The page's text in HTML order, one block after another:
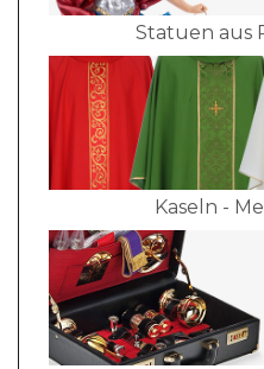
Statuen aus
Kaseln -